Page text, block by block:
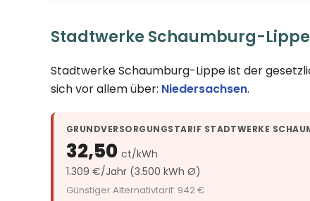
Stadtwerke Schaumburg-
Stadtwerke Schaumburg-Lippe ist der
sich vor allem über: Niedersachsen.
GRUNDVERSORGUNGSTARIF STADTWERKE
32,50 ct/kWh
1.309 €/Jahr (3.500 kWh Ø)
Günstiger Alternativtarif: 942 €